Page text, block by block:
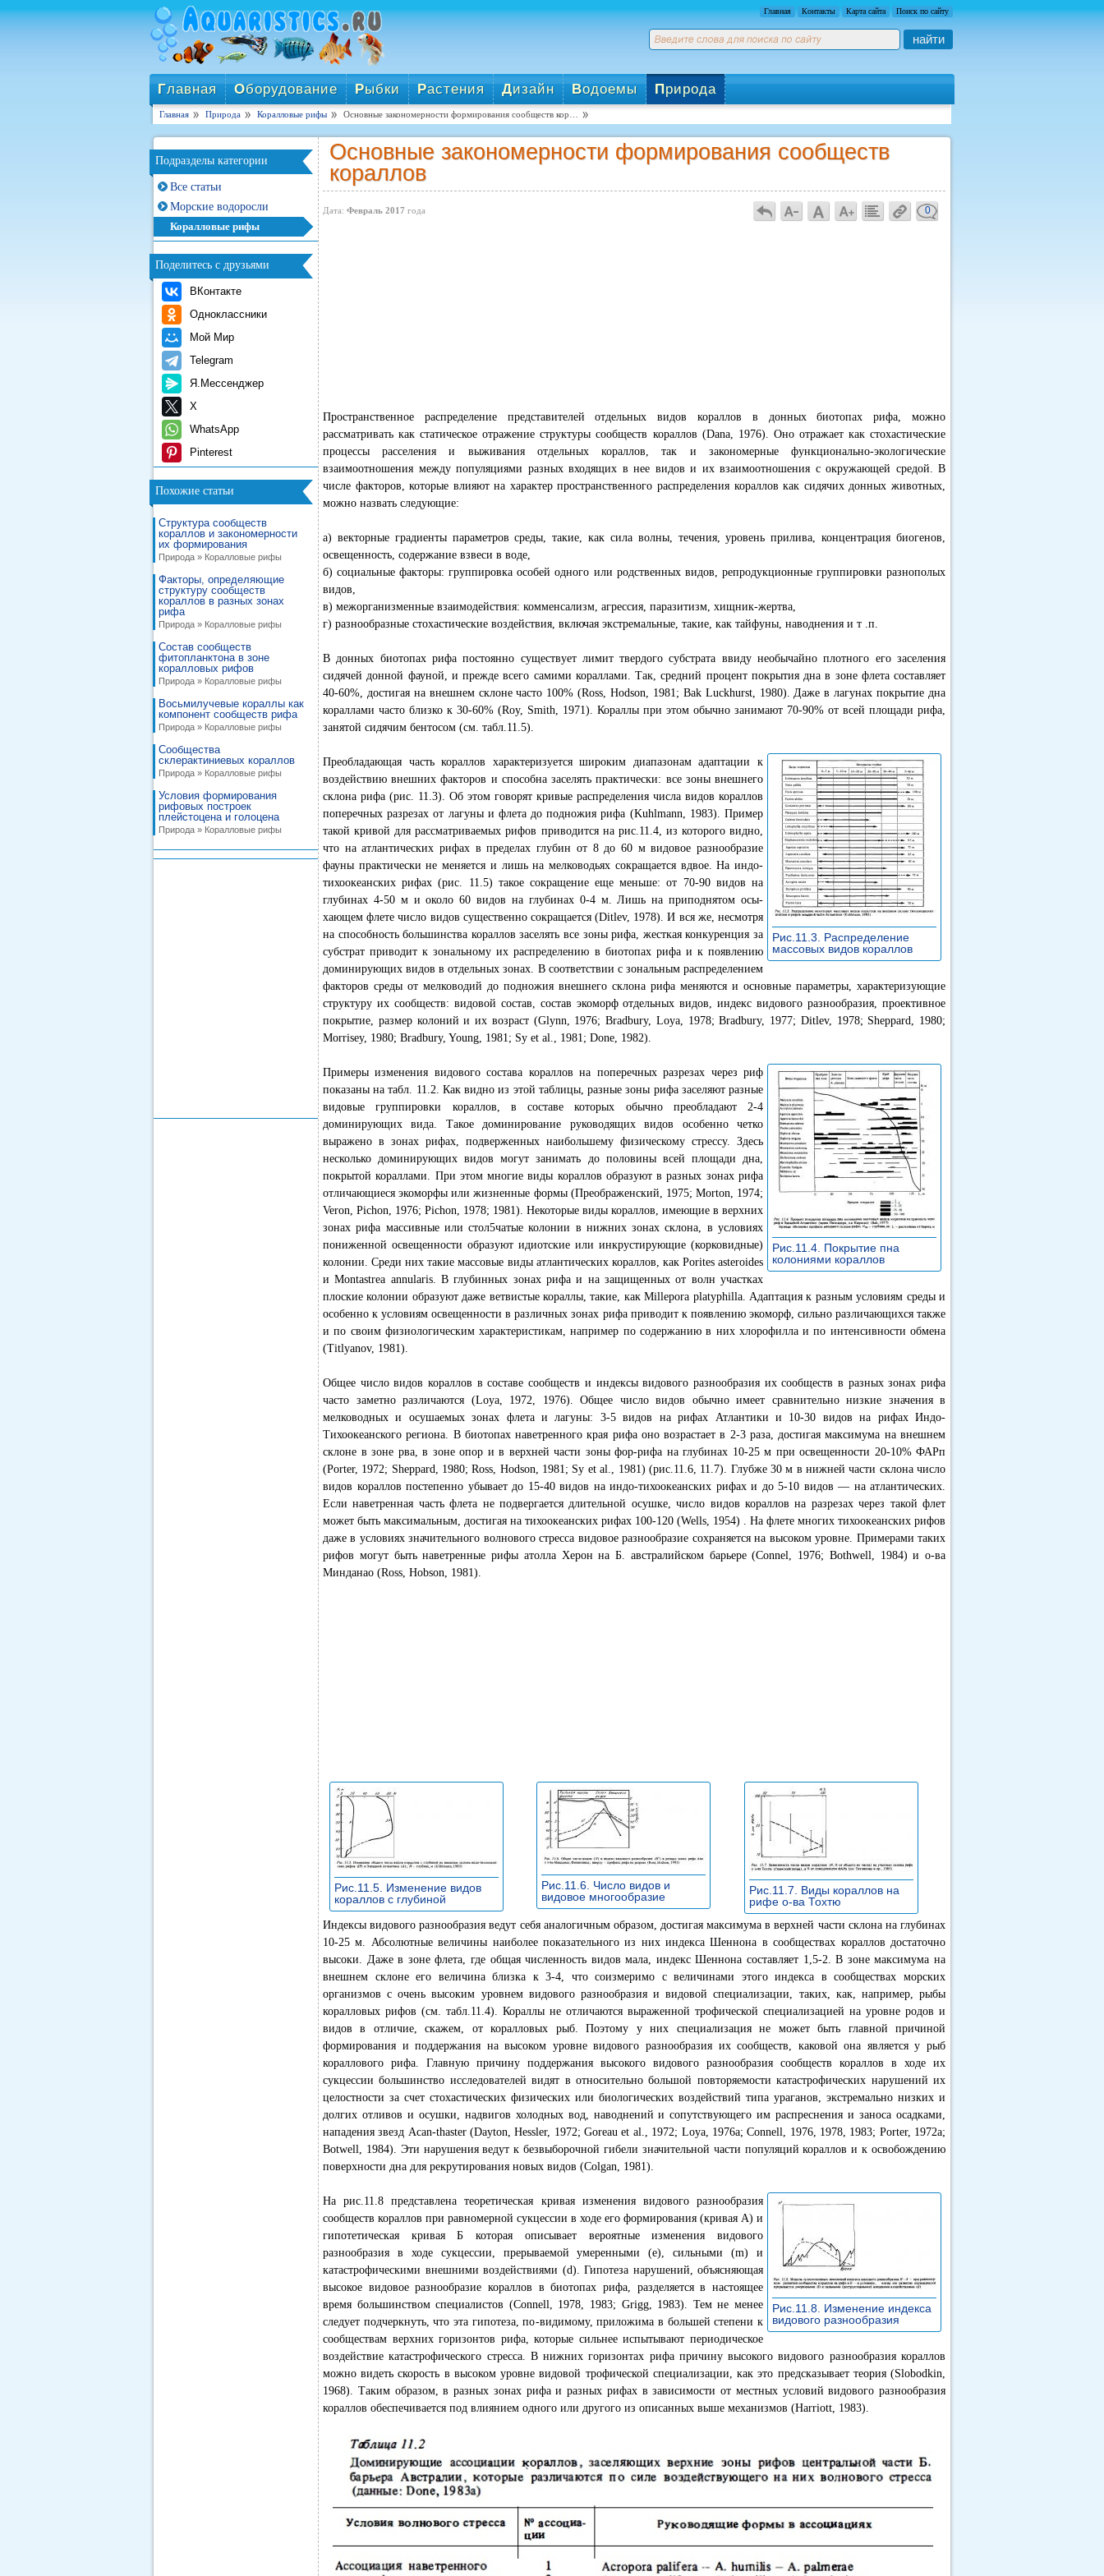
Главная Контакты Карта сайта Поиск по сайту
найти
Главная Оборудование Рыбки Растения Дизайн Водоемы Природа
Главная Природа Коралловые рифы Основные закономерности формирования сообществ кор…
Подразделы категории
Все статьи
Морские водоросли
Коралловые рифы
Поделитесь с друзьями
ВКонтакте
Одноклассники
Мой Мир
Telegram
Я.Мессенджер
X
WhatsApp
Pinterest
Похожие статьи
Cтруктура сообществ
кораллов и закономерности
их формирования
Природа » Коралловые рифы
Факторы, определяющие
структуру сообществ
кораллов в разных зонах
рифа
Природа » Коралловые рифы
Cостав сообществ
фитопланктона в зоне
коралловых рифов
Природа » Коралловые рифы
Восьмилучевые кораллы как
компонент сообществ рифа
Природа » Коралловые рифы
Сообщества
склерактиниевых кораллов
Природа » Коралловые рифы
Условия формирования
рифовых построек
плейстоцена и голоцена
Природа » Коралловые рифы
Основные закономерности формирования сообществ
кораллов
Дата: Февраль 2017 года 0
Пространственное распределение представителей отдельных видов кораллов в донных биотопах рифа, можно
рассматривать как статическое отражение структуры сообществ кораллов (Dana, 1976). Оно отражает как стохастические
процессы расселения и выживания отдельных кораллов, так и закономерные функционально-экологические
взаимоотношения между популяциями разных входящих в нее видов и их взаимоотношения с окружающей средой. В
числе факторов, которые влияют на характер пространственного распределения кораллов как сидячих донных животных,
можно назвать следующие:
а) векторные градиенты параметров среды, такие, как сила волны, течения, уровень прилива, концентрация биогенов,
освещенность, содержание взвеси в воде,
б) социальные факторы: группировка особей одного или родственных видов, репродукционные группировки разнополых
видов,
в) межорганизменные взаимодействия: комменсализм, агрессия, паразитизм, хищник-жертва,
г) разнообразные стохастические воздействия, включая экстремальные, такие, как тайфуны, наводнения и т .п.
В донных биотопах рифа постоянно существует лимит твердого субстрата ввиду необычайно плотного его заселения
сидячей донной фауной, и прежде всего самими кораллами. Так, средний процент покрытия дна в зоне флета составляет
40-60%, достигая на внешнем склоне часто 100% (Ross, Hodson, 1981; Bak Luckhurst, 1980). Даже в лагунах покрытие дна
кораллами часто близко к 30-60% (Roy, Smith, 1971). Кораллы при этом обычно занимают 70-90% от всей площади рифа,
занятой сидячим бентосом (см. табл.11.5).
Рис.11.3. Распределение
массовых видов кораллов
Преобладающая часть кораллов характеризуется широким диапазонам адаптации к
воздействию внешних факторов и способна заселять практически: все зоны внешнего
склона рифа (рис. 11.3). Об этом говорят кривые распределения числа видов кораллов
поперечных разрезах от лагуны и флета до подножия рифа (Kuhlmann, 1983). Пример
такой кривой для рассматриваемых рифов приводится на рис.11.4, из которого видно,
что на атлантических рифах в пределах глубин от 8 до 60 м видовое разнообразие
фауны практически не меняется и лишь на мелководьях сокращается вдвое. На индо-
тихоокеанских рифах (рис. 11.5) такое сокращение еще меньше: от 70-90 видов на
глубинах 4-50 м и около 60 видов на глубинах 0-4 м. Лишь на приподнятом осы-
хающем флете число видов существенно сокращается (Ditlev, 1978). И вся же, несмотря
на способность большинства кораллов заселять все зоны рифа, жесткая конкуренция за
субстрат приводит к зональному их распределению в биотопах рифа и к появлению
доминирующих видов в отдельных зонах. В соответствии с зональным распределением
факторов среды от мелководий до подножия внешнего склона рифа меняются и основные параметры, характеризующие
структуру их сообществ: видовой состав, состав экоморф отдельных видов, индекс видового разнообразия, проективное
покрытие, размер колоний и их возраст (Glynn, 1976; Bradbury, Loya, 1978; Bradbury, 1977; Ditlev, 1978; Sheppard, 1980;
Morrisey, 1980; Bradbury, Young, 1981; Sy et al., 1981; Done, 1982).
Рис.11.4. Покрытие пна
колониями кораллов
Примеры изменения видового состава кораллов на поперечных разрезах через риф
показаны на табл. 11.2. Как видно из этой таблицы, разные зоны рифа заселяют разные
видовые группировки кораллов, в составе которых обычно преобладают 2-4
доминирующих вида. Такое доминирование руководящих видов особенно четко
выражено в зонах рифах, подверженных наибольшему физическому стрессу. Здесь
несколько доминирующих видов могут занимать до половины всей площади дна,
покрытой кораллами. При этом многие виды кораллов образуют в разных зонах рифа
отличающиеся экоморфы или жизненные формы (Преображенский, 1975; Morton, 1974;
Veron, Pichon, 1976; Pichon, 1978; 1981). Некоторые виды кораллов, имеющие в верхних
зонах рифа массивные или стол5чатые колонии в нижних зонах склона, в условиях
пониженной освещенности образуют идиотские или инкрустирующие (корковидные)
колонии. Среди них такие массовые виды атлантических кораллов, как Porites asteroides
и Montastrea annularis. В глубинных зонах рифа и на защищенных от волн участках
плоские колонии образуют даже ветвистые кораллы, такие, как Millepora platyphilla. Адаптация к разным условиям среды и
особенно к условиям освещенности в различных зонах рифа приводит к появлению экоморф, сильно различающихся также
и по своим физиологическим характеристикам, например по содержанию в них хлорофилла и по интенсивности обмена
(Titlyanov, 1981).
Общее число видов кораллов в составе сообществ и индексы видового разнообразия их сообществ в разных зонах рифа
часто заметно различаются (Loya, 1972, 1976). Общее число видов обычно имеет сравнительно низкие значения в
мелководных и осушаемых зонах флета и лагуны: 3-5 видов на рифах Атлантики и 10-30 видов на рифах Индо-
Тихоокеанского региона. В биотопах наветренного края рифа оно возрастает в 2-3 раза, достигая максимума на внешнем
склоне в зоне рва, в зоне опор и в верхней части зоны фор-рифа на глубинах 10-25 м при освещенности 20-10% ФАРп
(Porter, 1972; Sheppard, 1980; Ross, Hodson, 1981; Sy et аl., 1981) (рис.11.6, 11.7). Глубже 30 м в нижней части склона число
видов кораллов постепенно убывает до 15-40 видов на индо-тихоокеанских рифах и до 5-10 видов — на атлантических.
Если наветренная часть флета не подвергается длительной осушке, число видов кораллов на разрезах через такой флет
может быть максимальным, достигая на тихоокеанских рифах 100-120 (Wells, 1954) . На флете многих тихоокеанских рифов
даже в условиях значительного волнового стресса видовое разнообразие сохраняется на высоком уровне. Примерами таких
рифов могут быть наветренные рифы атолла Херон на Б. австралийском барьере (Connel, 1976; Bothwell, 1984) и о-ва
Минданао (Ross, Hobson, 1981).
Рис.11.5. Изменение видов
кораллов с глубиной
Рис.11.6. Число видов и
видовое многообразие
Рис.11.7. Виды кораллов на
рифе о-ва Тохтю
Индексы видового разнообразия ведут себя аналогичным образом, достигая максимума в верхней части склона на глубинах
10-25 м. Абсолютные величины наиболее показательного из них индекса Шеннона в сообществах кораллов достаточно
высоки. Даже в зоне флета, где общая численность видов мала, индекс Шеннона составляет 1,5-2. В зоне максимума на
внешнем склоне его величина близка к 3-4, что соизмеримо с величинами этого индекса в сообществах морских
организмов с очень высоким уровнем видового разнообразия и видовой специализации, таких, как, например, рыбы
коралловых рифов (см. табл.11.4). Кораллы не отличаются выраженной трофической специализацией на уровне родов и
видов в отличие, скажем, от коралловых рыб. Поэтому у них специализация не может быть главной причиной
формирования и поддержания на высоком уровне видового разнообразия их сообществ, каковой она является у рыб
кораллового рифа. Главную причину поддержания высокого видового разнообразия сообществ кораллов в ходе их
сукцессии большинство исследователей видят в относительно большой повторяемости катастрофических нарушений их
целостности за счет стохастических физических или биологических воздействий типа ураганов, экстремально низких и
долгих отливов и осушки, надвигов холодных вод, наводнений и сопутствующего им распреснения и заноса осадками,
нападения звезд Acan-thaster (Dayton, Hessler, 1972; Goreau et al., 1972; Loya, 1976а; Connell, 1976, 1978, 1983; Porter, 1972а;
Botwell, 1984). Эти нарушения ведут к безвыборочной гибели значительной части популяций кораллов и к освобождению
поверхности дна для рекрутирования новых видов (Colgan, 1981).
Рис.11.8. Изменение индекса
видового разнообразия
На рис.11.8 представлена теоретическая кривая изменения видового разнообразия
сообществ кораллов при равномерной сукцессии в ходе его формирования (кривая А) и
гипотетическая кривая Б которая описывает вероятные изменения видового
разнообразия в ходе сукцессии, прерываемой умеренными (е), сильными (m) и
катастрофическими внешними воздействиями (d). Гипотеза нарушений, объясняющая
высокое видовое разнообразие кораллов в биотопах рифа, разделяется в настоящее
время большинством специалистов (Connell, 1978, 1983; Grigg, 1983). Тем не менее
следует подчеркнуть, что эта гипотеза, по-видимому, приложима в большей степени к
сообществам верхних горизонтов рифа, которые сильнее испытывают периодическое
воздействие катастрофического стресса. В нижних горизонтах рифа причину высокого видового разнообразия кораллов
можно видеть скорость в высоком уровне видовой трофической специализации, как это предсказывает теория (Slobodkin,
1968). Таким образом, в разных зонах рифа и разных рифах в зависимости от местных условий видового разнообразия
кораллов обеспечивается под влиянием одного или другого из описанных выше механизмов (Harriott, 1983).